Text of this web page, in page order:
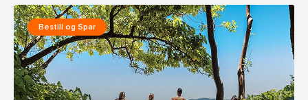
Bestill og Spar